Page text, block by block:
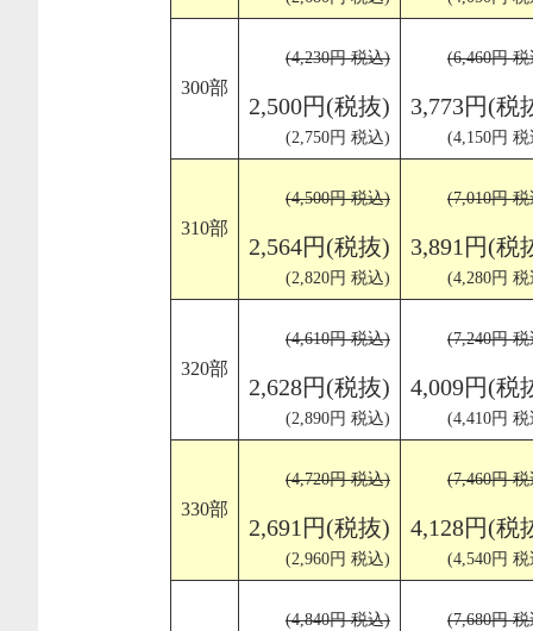
300部
(4,230円 税込)
2,500円(税抜)
(2,750円 税込)
(6,460円
3,773円(税
(4,150円
310部
(4,500円 税込)
2,564円(税抜)
(2,820円 税込)
(7,010円
3,891円(税
(4,280円
320部
(4,610円 税込)
2,628円(税抜)
(2,890円 税込)
(7,240円
4,009円(税
(4,410円
330部
(4,720円 税込)
2,691円(税抜)
(2,960円 税込)
(7,460円
4,128円(税
(4,540円
(4,840円 税込) (7,680円